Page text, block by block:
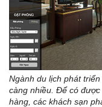
Ngành du lịch phát
càng nhiều. Để có
hàng, các khách sạn